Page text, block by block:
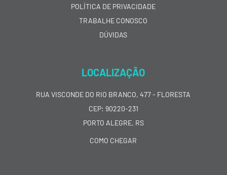
POLÍTICA DE PRIVACIDADE
TRABALHE CONOSCO
DÚVIDAS
LOCALIZAÇÃO
RUA VISCONDE DO RIO BRANCO, 477 - FLORESTA
CEP: 90220-231
PORTO ALEGRE, RS
COMO CHEGAR